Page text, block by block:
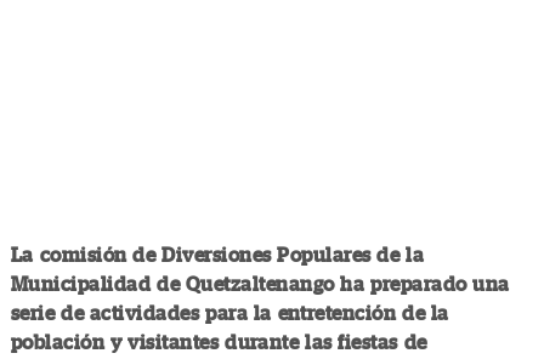
La comisión de Diversiones Populares de la
Municipalidad de Quetzaltenango ha preparado una
serie de actividades para la entretención de la
población y visitantes durante las fiestas de